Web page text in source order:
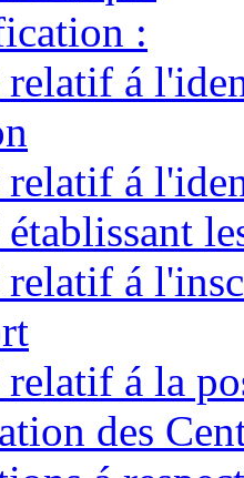
:
á
á
á
á la
des